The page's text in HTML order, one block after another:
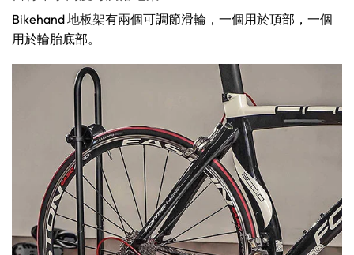
Bikehand地板架有兩個可調節滑輪，一個用於頂部，一個
用於輪胎底部。